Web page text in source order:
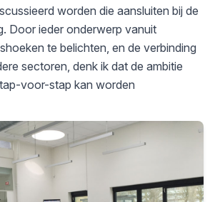
worden die aansluiten bij de
Door ieder onderwerp vanuit
te belichten, en de verbinding
sectoren, denk ik dat de ambitie
voor-stap kan worden